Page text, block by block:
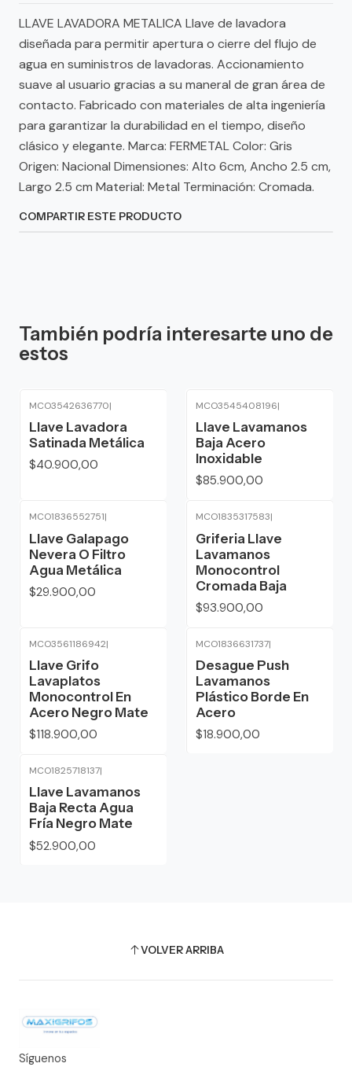
LLAVE LAVADORA METALICA Llave de lavadora
diseñada para permitir apertura o cierre del flujo de
agua en suministros de lavadoras. Accionamiento
suave al usuario gracias a su maneral de gran área de
contacto. Fabricado con materiales de alta ingeniería
para garantizar la durabilidad en el tiempo, diseño
clásico y elegante. Marca: FERMETAL Color: Gris
Origen: Nacional Dimensiones: Alto 6cm, Ancho 2.5 cm,
Largo 2.5 cm Material: Metal Terminación: Cromada.
COMPARTIR ESTE PRODUCTO
También podría interesarte uno de
estos
MCO3542636770|
Llave Lavadora
Satinada Metálica
$40.900,00
MCO3545408196|
Llave Lavamanos
Baja Acero
Inoxidable
$85.900,00
MCO1836552751|
Llave Galapago
Nevera O Filtro
Agua Metálica
$29.900,00
MCO1835317583|
Griferia Llave
Lavamanos
Monocontrol
Cromada Baja
$93.900,00
MCO3561186942|
Llave Grifo
Lavaplatos
Monocontrol En
Acero Negro Mate
$118.900,00
MCO1836631737|
Desague Push
Lavamanos
Plástico Borde En
Acero
$18.900,00
MCO1825718137|
Llave Lavamanos
Baja Recta Agua
Fría Negro Mate
$52.900,00
VOLVER ARRIBA
Síguenos